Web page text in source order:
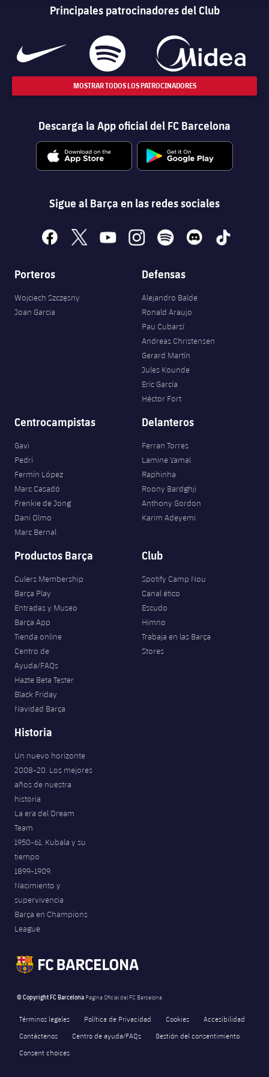
Principales patrocinadores del Club
MOSTRAR TODOS LOS PATROCINADORES
Descarga la App oficial del FC Barcelona
Sigue al Barça en las redes sociales
facebook
x youtubeinstagramspotify discord tiktok
Porteros
Wojciech Szczęsny
Joan Garcia
Defensas
Alejandro Balde
Ronald Araujo
Pau Cubarsí
Andreas Christensen
Gerard Martín
Jules Kounde
Eric García
Héctor Fort
Centrocampistas
Gavi
Pedri
Fermín López
Marc Casadó
Frenkie de Jong
Dani Olmo
Marc Bernal
Delanteros
Ferran Torres
Lamine Yamal
Raphinha
Roony Bardghji
Anthony Gordon
Karim Adeyemi
Productos Barça
Culers Membership
Barça Play
Entradas y Museo
Barça App
Tienda online
Centro de
Ayuda/FAQs
Hazte Beta Tester
Black Friday
Navidad Barça
Club
Spotify Camp Nou
Canal ético
Escudo
Himno
Trabaja en las Barça
Stores
Historia
Un nuevo horizonte
2008-20. Los mejores
años de nuestra
historia
La era del Dream
Team
1950-61. Kubala y su
tiempo
1899-1909.
Nacimiento y
supervivencia
Barça en Champions
League
© Copyright FC Barcelona Página Oficial del FC Barcelona
Términos legales Política de Privacidad Cookies
Accesibilidad
Contáctenos
Centro de ayuda/FAQs
Gestión del consentimiento
Consent choices